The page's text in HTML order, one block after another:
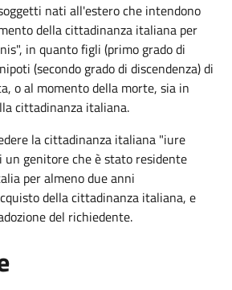
nati all'estero che intendono
della cittadinanza italiana per
in quanto figli (primo grado di
(secondo grado di discendenza) di
o al momento della morte, sia in
cittadinanza italiana.
la cittadinanza italiana "iure
genitore che è stato residente
per almeno due anni
della cittadinanza italiana, e
del richiedente.